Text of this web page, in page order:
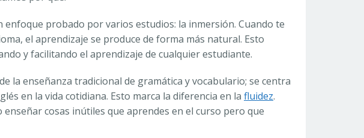
probado por varios estudios: la inmersión. Cuando te
el aprendizaje se produce de forma más natural. Esto
y facilitando el aprendizaje de cualquier estudiante.
la enseñanza tradicional de gramática y vocabulario; se centra
en la vida cotidiana. Esto marca la diferencia en la fluidez.
cosas inútiles que aprendes en el curso pero que